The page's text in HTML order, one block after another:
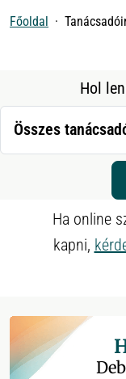
Főoldal
Hol
Ha online
kapni,